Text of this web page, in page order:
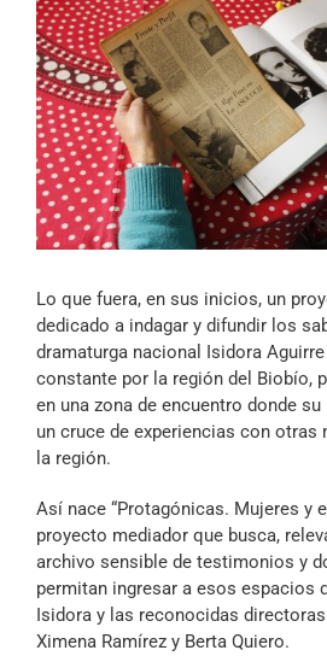
Columnas
Música
Especiales
Archivo
Lo que fuera, en sus inicios, un
dedicado a indagar y difundir los
dramaturga nacional Isidora
constante por la región del Biobío,
en una zona de encuentro donde
un cruce de experiencias con
la región.
Así nace “Protagónicas. Mujeres y
proyecto mediador que busca,
archivo sensible de testimonios y
permitan ingresar a esos espacios
Isidora y las reconocidas
Ximena Ramírez y Berta Quiero.